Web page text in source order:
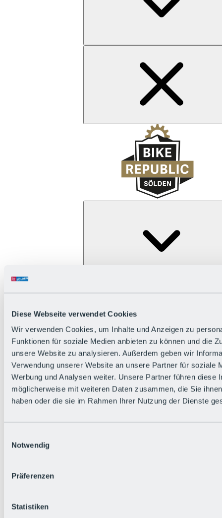
Diese Webseite verwendet Cookies
Wir verwenden Cookies, um Inhalte und Anzeigen zu
Funktionen für soziale Medien anbieten zu können und die
unsere Website zu analysieren. Außerdem geben wir
Verwendung unserer Website an unsere Partner für soziale
Werbung und Analysen weiter. Unsere Partner führen diese
möglicherweise mit weiteren Daten zusammen, die Sie
haben oder die sie im Rahmen Ihrer Nutzung der Dienste
Notwendig
Präferenzen
Statistiken
Alle Live-Infos
Wetter
Hüttenstatus
Livecams
Urlaubsregion